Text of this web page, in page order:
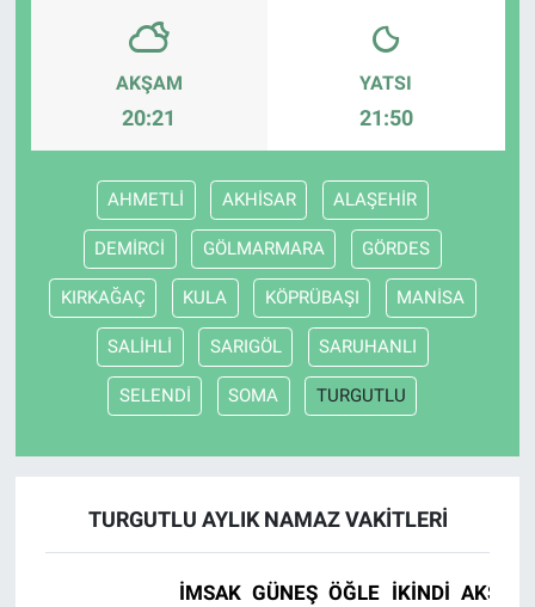
AKŞAM
20:21
YATSI
21:50
AHMETLİ AKHİSAR ALAŞEHİR
DEMİRCİ GÖLMARMARA GÖRDES
KIRKAĞAÇ KULA KÖPRÜBAŞI MANİSA
SALİHLİ SARIGÖL SARUHANLI
SELENDİ SOMA TURGUTLU
TURGUTLU AYLIK NAMAZ VAKITLERI
İMSAK GÜNEŞ ÖĞLE İKINDI AKŞAM
İletişim/Künye
Yaşam
Gözden Kaçmasın
İletişim (Künye)